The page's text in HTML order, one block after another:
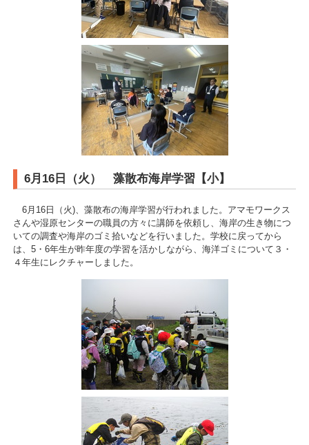
6月16日（火） 藻散布海岸学習【小】
6月16日（火)、藻散布の海岸学習が行われました。アマモワークス
さんや湿原センターの職員の方々に講師を依頼し、海岸の生き物につ
いての調査や海岸のゴミ拾いなどを行いました。学校に戻ってから
は、5・6年生が昨年度の学習を活かしながら、海洋ゴミについて３・
４年生にレクチャーしました。